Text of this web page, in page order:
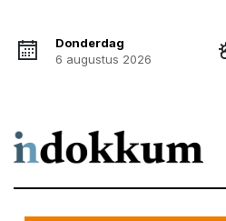
Donderdag
6 augustus 2026